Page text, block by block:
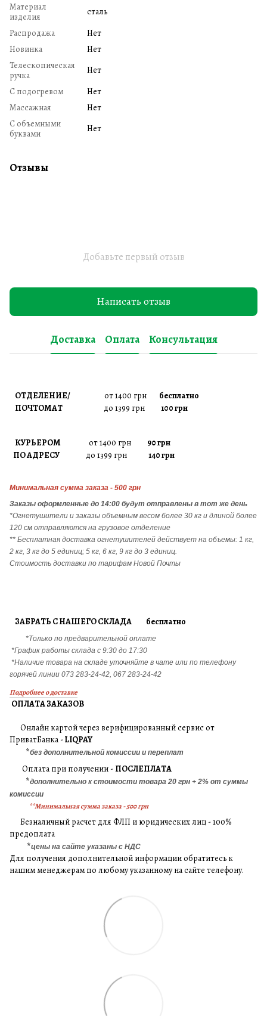
Материал
изделия
сталь
Распродажа
Нет
Новинка
Нет
Телескопическая
ручка
Нет
С подогревом
Нет
Массажная
Нет
С объемными
буквами
Нет
Отзывы
Добавьте первый отзыв
Написать отзыв
Доставка Оплата Консультация
ОТДЕЛЕНИЕ/ от 1400 грн бесплатно
ПОЧТОМАТ до 1399 грн 100 грн
КУРЬЕРОМ от 1400 грн 90 грн
ПО АДРЕСУ до 1399 грн 140 грн
Минимальная сумма заказа - 500 грн
Заказы оформленные до 14:00 будут отправлены в тот же день
*Огнетушители и заказы объемным весом более 30 кг и длиной более
120 см отправляются на грузовое отделение
** Бесплатная доставка огнетушителей действует на объемы: 1 кг,
2 кг, 3 кг до 5 единиц; 5 кг, 6 кг, 9 кг до 3 единиц.
Стоимость доставки по тарифам Новой Почты
ЗАБРАТЬ С НАШЕГО СКЛАДА бесплатно
*Только по предварительной оплате
*График работы склада с 9:30 до 17:30
*Наличие товара на складе уточняйте в чате или по телефону
горячей линии 073 283-24-42, 067 283-24-42
Подробнее о доставке
ОПЛАТА ЗАКАЗОВ
Онлайн картой через верифицированный сервис от
ПриватБанка -LIQPAY
*без дополнительной комиссии и переплат
Оплата при получении - ПОСЛЕПЛАТА
*дополнительно к стоимости товара 20 грн + 2% от суммы
комиссии
**Минимальная сумма заказа - 500 грн
Безналичный расчет для ФЛП и юридических лиц - 100%
предоплата
*цены на сайте указаны с НДС
Для получения дополнительной информации обратитесь к
нашим менеджерам по любому указанному на сайте телефону.